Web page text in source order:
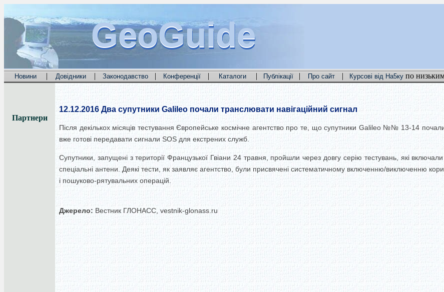
GeoGuide
GeoGuide
GeoGuide
Новини | Довідники | Законодавство | Конференції | Каталоги | Публікації | Про сайт | Курсові від На5ку по
Партнери
12.12.2016 Два супутники Galileo почали транслювати навігаційний сигнал
Після декількох місяців тестування Європейське космічне агентство про те, що супутники Galileo №№ 13-14 почали
вже готові передавати сигнали SOS для екстрених служб.
Супутники, запущені з території Французької Гвіани 24 травня, пройшли через довгу серію тестувань, які
спеціальні антени. Деякі тести, як заявляє агентство, були присвячені систематичному включенню/виключенню
і пошуково-рятувальних операцій.
Джерело: Вестник ГЛОНАСС, vestnik-glonass.ru